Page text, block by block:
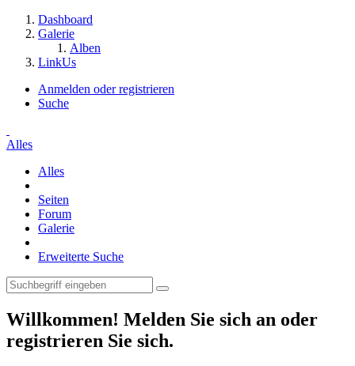
Dashboard
Galerie
Alben
LinkUs
Anmelden oder registrieren
Suche
Alles
Alles
Seiten
Forum
Galerie
Erweiterte Suche
Willkommen! Melden Sie sich an oder
registrieren Sie sich.